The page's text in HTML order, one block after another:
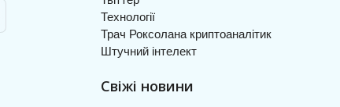
Технології
Трач Роксолана криптоаналітик
Штучний інтелект
Свіжі новини